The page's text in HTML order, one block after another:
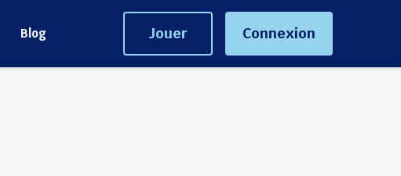
Blog Jouer Connexion